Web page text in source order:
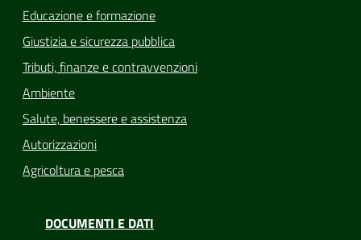
Educazione e formazione
Giustizia e sicurezza pubblica
Tributi, finanze e contravvenzioni
Ambiente
Salute, benessere e assistenza
Autorizzazioni
Agricoltura e pesca
DOCUMENTI E DATI